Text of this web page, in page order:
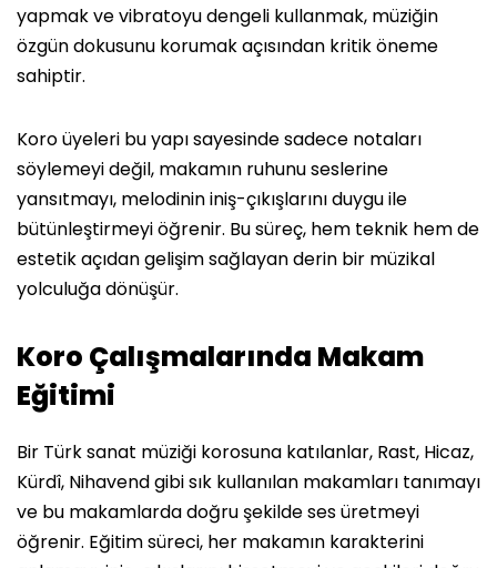
yapmak ve vibratoyu dengeli kullanmak, müziğin
özgün dokusunu korumak açısından kritik öneme
sahiptir.
Koro üyeleri bu yapı sayesinde sadece notaları
söylemeyi değil, makamın ruhunu seslerine
yansıtmayı, melodinin iniş-çıkışlarını duygu ile
bütünleştirmeyi öğrenir. Bu süreç, hem teknik hem de
estetik açıdan gelişim sağlayan derin bir müzikal
yolculuğa dönüşür.
Koro Çalışmalarında Makam
Eğitimi
Bir Türk sanat müziği korosuna katılanlar, Rast, Hicaz,
Kürdî, Nihavend gibi sık kullanılan makamları tanımayı
ve bu makamlarda doğru şekilde ses üretmeyi
öğrenir. Eğitim süreci, her makamın karakterini